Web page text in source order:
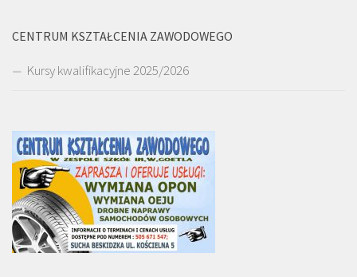
CENTRUM KSZTAŁCENIA ZAWODOWEGO
Kursy kwalifikacyjne 2025/2026